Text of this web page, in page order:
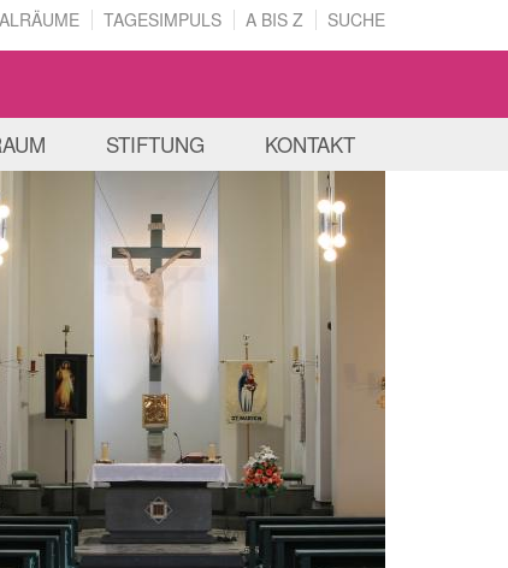
TAGESIMPULS A BIS Z SUCHE
STIFTUNG KONTAKT